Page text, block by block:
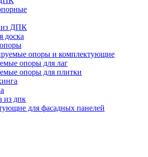
из ДПК
доска
опоры и комплектующие
опоры для лаг
опоры для плитки
из дпк
для фасадных панелей